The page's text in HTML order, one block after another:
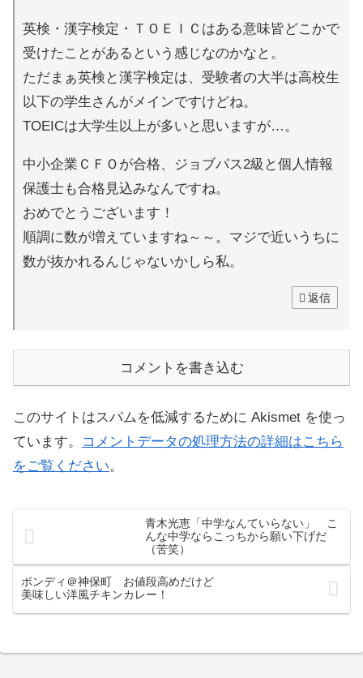
英検・漢字検定・ＴＯＥＩＣはある意味皆どこかで
受けたことがあるという感じなのかなと。
ただまぁ英検と漢字検定は、受験者の大半は高校生
以下の学生さんがメインですけどね。
TOEICは大学生以上が多いと思いますが…。
中小企業ＣＦＯが合格、ジョブパス2級と個人情報
保護士も合格見込みなんですね。
おめでとうございます！
順調に数が増えていますね～～。マジで近いうちに
数が抜かれるんじゃないかしら私。
返信
コメントを書き込む
このサイトはスパムを低減するために Akismet を使っ
ています。
コメントデータの処理方法の詳細はこちら
をご覧ください。
青木光恵「中学なんていらない」 こ
んな中学ならこっちから願い下げだ
（苦笑）
ボンディ＠神保町 お値段高めだけど
美味しい洋風チキンカレー！